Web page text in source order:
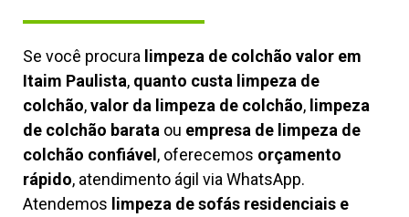
Se você procura limpeza de colchão valor em
Itaim Paulista, quanto custa limpeza de
colchão,valor da limpeza de colchão, limpeza
de colchão barata ou empresa de limpeza de
colchão confiável, oferecemos orçamento
rápido, atendimento ágil via WhatsApp.
Atendemos limpeza desofás residenciais e